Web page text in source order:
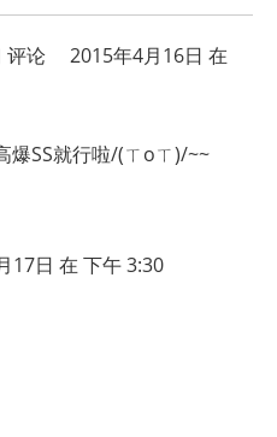
评论
2015年4月16日 在
爆SS就行啦/(ㄒoㄒ)/~~
17日 在 下午 3:30